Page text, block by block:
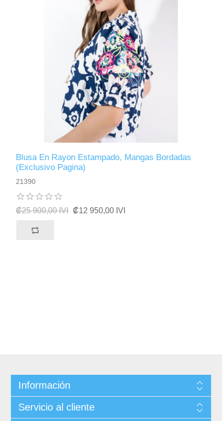
Blusa En Rayon Estampado, Mangas Bordadas
(Exclusivo Pagina)
21390
₡25 900,00 IVI ₡12 950,00 IVI
Información
Servicio al cliente